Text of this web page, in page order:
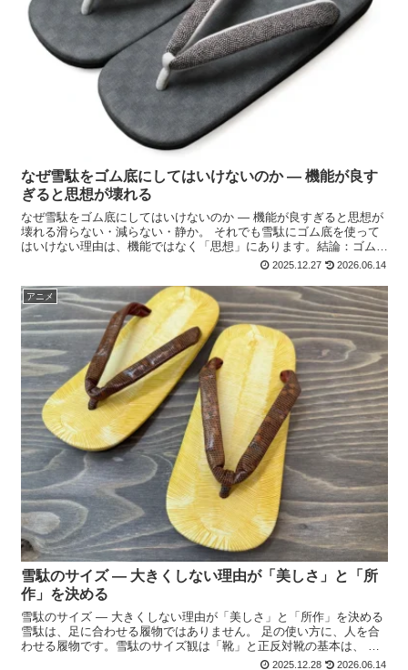
なぜ雪駄をゴム底にしてはいけないのか ― 機能が良す
ぎると思想が壊れる
なぜ雪駄をゴム底にしてはいけないのか ― 機能が良すぎると思想が
壊れる滑らない・減らない・静か。 それでも雪駄にゴム底を使って
はいけない理由は、機能ではなく「思想」にあります。結論：ゴム底
は雪駄を「別の履物」に変えてしまう雪駄にゴム底を貼る...
2025.12.27 2026.06.14
アニメ
雪駄のサイズ ― 大きくしない理由が「美しさ」と「所
作」を決める
雪駄のサイズ ― 大きくしない理由が「美しさ」と「所作」を決める
雪駄は、足に合わせる履物ではありません。 足の使い方に、人を合
わせる履物です。雪駄のサイズ観は「靴」と正反対靴の基本は、 足
を完全に載せることです。一方、雪駄は違います。 ・ ...
2025.12.28 2026.06.14